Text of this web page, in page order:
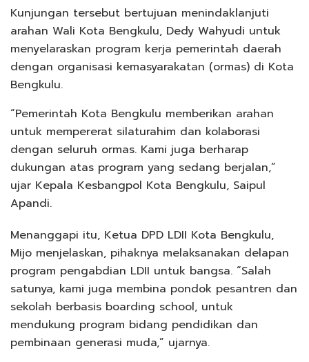
Kunjungan tersebut bertujuan menindaklanjuti
arahan Wali Kota Bengkulu, Dedy Wahyudi untuk
menyelaraskan program kerja pemerintah daerah
dengan organisasi kemasyarakatan (ormas) di Kota
Bengkulu.
“Pemerintah Kota Bengkulu memberikan arahan
untuk mempererat silaturahim dan kolaborasi
dengan seluruh ormas. Kami juga berharap
dukungan atas program yang sedang berjalan,”
ujar Kepala Kesbangpol Kota Bengkulu, Saipul
Apandi.
Menanggapi itu, Ketua DPD LDII Kota Bengkulu,
Mijo menjelaskan, pihaknya melaksanakan delapan
program pengabdian LDII untuk bangsa. “Salah
satunya, kami juga membina pondok pesantren dan
sekolah berbasis boarding school, untuk
mendukung program bidang pendidikan dan
pembinaan generasi muda,” ujarnya.